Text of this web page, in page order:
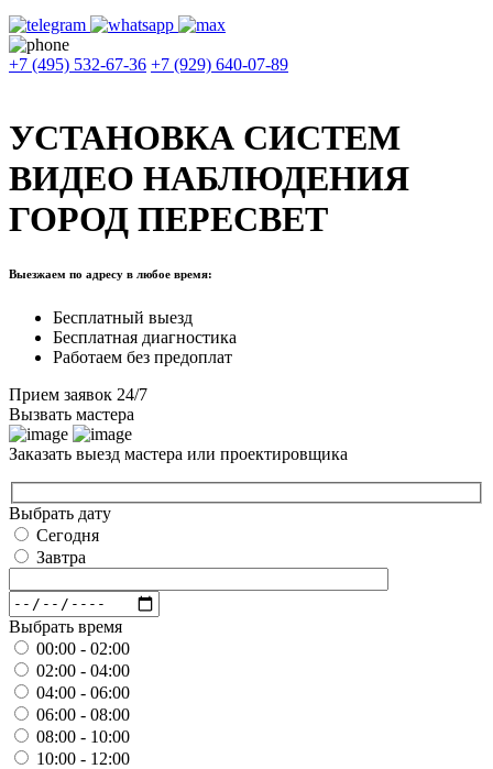
+7 (495) 532-67-36 +7 (929) 640-07-89
УСТАНОВКА СИСТЕМ
ВИДЕО НАБЛЮДЕНИЯ
ГОРОД ПЕРЕСВЕТ
Выезжаем по адресу в любое время:
Бесплатный выезд
Бесплатная диагностика
Работаем без предоплат
Прием заявок 24/7
Вызвать мастера
Заказать выезд мастера или проектировщика
Выбрать дату
Сегодня
Завтра
Выбрать время
00:00 - 02:00
02:00 - 04:00
04:00 - 06:00
06:00 - 08:00
08:00 - 10:00
10:00 - 12:00